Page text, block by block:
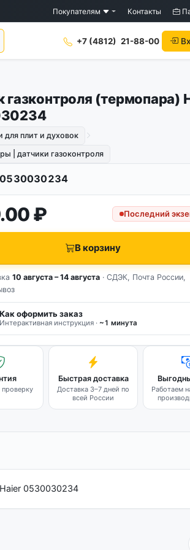
Покупателям Контакты
+7 (4812) 21-88-00
газконтроля (термопара)
для плит и духовок
| датчики газоконтроля
0530030234
₽ Последний
В корзину
10 августа – 14 августа· СДЭК, Почта России,
Как оформить заказ
Интерактивная инструкция · ~1 минута
проверку
Быстрая доставка
Доставка 3–7 дней по
всей России
Работаем
0530030234